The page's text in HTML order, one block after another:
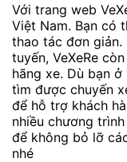
Với trang web
Việt Nam. Bạn có
thao tác đơn
tuyến, VeXeRe
hãng xe. Dù bạn
tìm được chuyến
để hỗ trợ khách
nhiều chương
để không bỏ lỡ
nhé